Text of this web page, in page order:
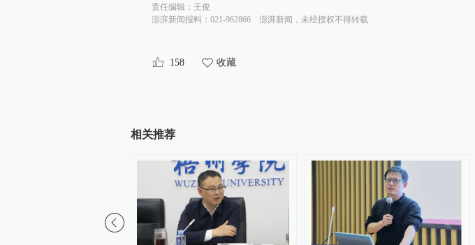
责任编辑： 王俊
澎湃新闻报料：021-962866
澎湃新闻，未经授权不得转载
158 收藏
相关推荐